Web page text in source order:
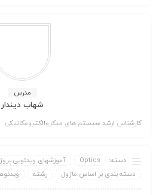
مدرس
شهاب دیندار
کارشناس ارشد سیستم های میکروالکترومکانیکی
دسته: Optics آموزشهای ویدئویی
دسته بندی بر اساس ماژول
رشته